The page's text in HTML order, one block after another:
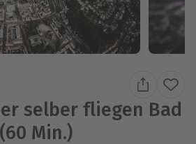
selber fliegen Bad
Min.)